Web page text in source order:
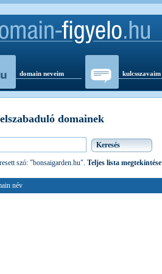
domain neveim kulcsszavaim
domainek
szó: "bonsaigarden.hu". Teljes lista megtekintése
név